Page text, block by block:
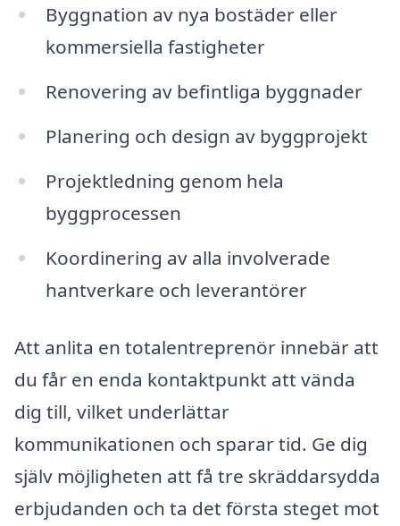
Byggnation av nya bostäder eller
kommersiella fastigheter
Renovering av befintliga byggnader
Planering och design av byggprojekt
Projektledning genom hela
byggprocessen
Koordinering av alla involverade
hantverkare och leverantörer
Att anlita en totalentreprenör innebär att
du får en enda kontaktpunkt att vända
dig till, vilket underlättar
kommunikationen och sparar tid. Ge dig
själv möjligheten att få tre skräddarsydda
erbjudanden och ta det första steget mot